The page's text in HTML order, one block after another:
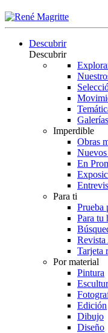
Descubrir
Descubrir
Galerías
Imperdible
Obras
Nuevos
En
Para ti
Prueba
Para tu
Revista
Tarjeta
Por material
Pintura
Edición
Dibujo
Diseño